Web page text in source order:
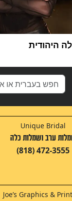
היהודית
Unique Bridal
ערב ושמלות כלה
(818) 472-3555
Joe’s Graphics &